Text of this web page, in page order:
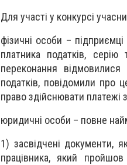
Для участі у конкурсі
фізичні особи –
платника податків,
переконання відмовилися
податків, повідомили про
право здійснювати платежі
юридичні особи – повне
1) засвідчені документи,
працівника, який пройшов